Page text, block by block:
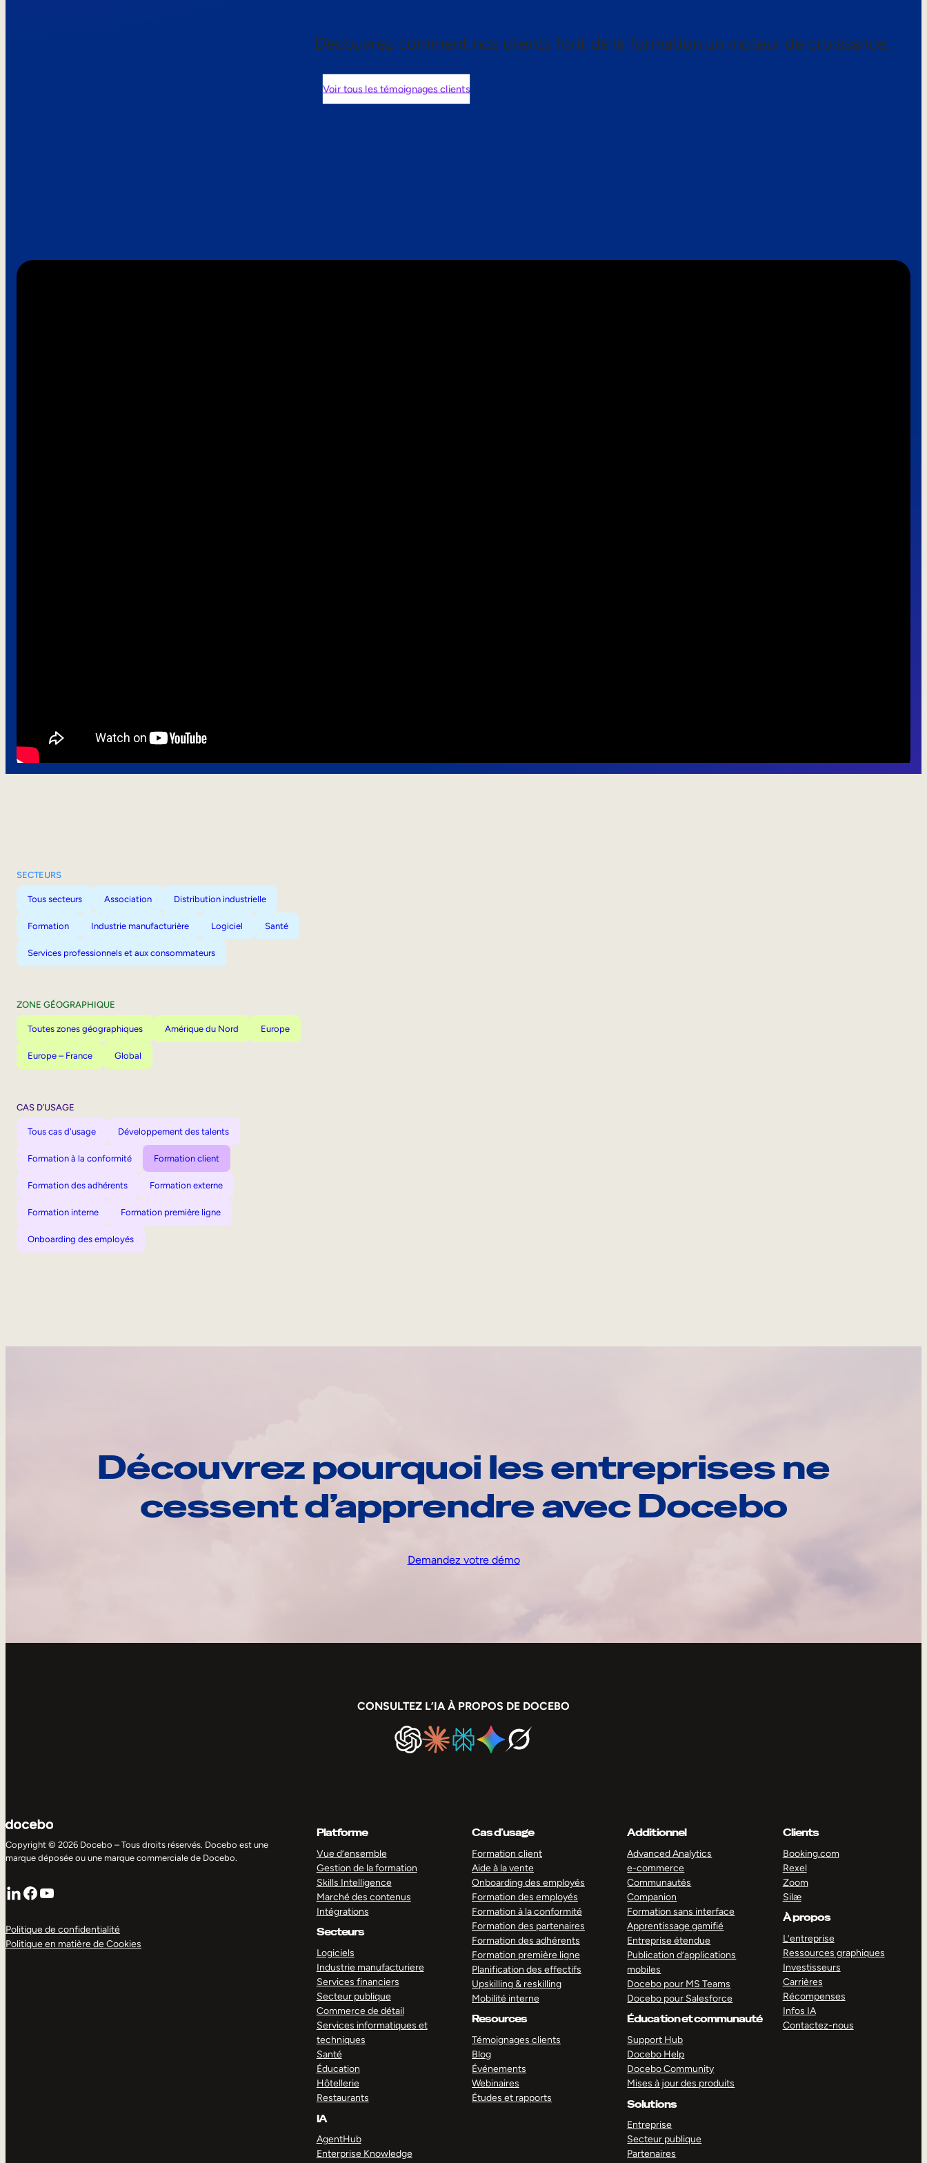
Découvrez comment nos clients font de la formation un moteur de croissance.
Voir tous les témoignages clients
SECTEURS
Tous secteurs Association Distribution industrielle
Formation Industrie manufacturière Logiciel Santé
Services professionnels et aux consommateurs
ZONE GÉOGRAPHIQUE
Toutes zones géographiques Amérique du Nord Europe
Europe – France Global
CAS D’USAGE
Tous cas d'usage Développement des talents
Formation à la conformité Formation client
Formation des adhérents Formation externe
Formation interne Formation première ligne
Onboarding des employés
Découvrez pourquoi les entreprises ne
cessent d’apprendre avec Docebo
Demandez votre démo
CONSULTEZ L’IA À PROPOS DE DOCEBO
Copyright © 2026 Docebo – Tous droits réservés. Docebo est une
marque déposée ou une marque commerciale de Docebo.
LinkedIn
Facebook
YouTube
Politique de confidentialité
Politique en matière de Cookies
Platforme
Vue d’ensemble
Gestion de la formation
Skills Intelligence
Marché des contenus
Intégrations
Secteurs
Logiciels
Industrie manufacturiere
Services financiers
Secteur publique
Commerce de détail
Services informatiques et
techniques
Santé
Éducation
Hôtellerie
Restaurants
IA
AgentHub
Enterprise Knowledge
Cas d’usage
Formation client
Aide à la vente
Onboarding des employés
Formation des employés
Formation à la conformité
Formation des partenaires
Formation des adhérents
Formation première ligne
Planification des effectifs
Upskilling & reskilling
Mobilité interne
Resources
Témoignages clients
Blog
Événements
Webinaires
Études et rapports
Additionnel
Advanced Analytics
e-commerce
Communautés
Companion
Formation sans interface
Apprentissage gamifié
Entreprise étendue
Publication d’applications
mobiles
Docebo pour MS Teams
Docebo pour Salesforce
Éducation et communauté
Support Hub
Docebo Help
Docebo Community
Mises à jour des produits
Solutions
Entreprise
Secteur publique
Partenaires
Clients
Booking.com
Rexel
Zoom
Silæ
À propos
L’entreprise
Ressources graphiques
Investisseurs
Carrières
Récompenses
Infos IA
Contactez-nous